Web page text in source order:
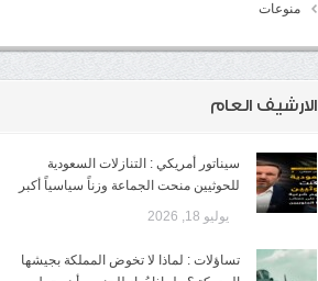
منوعات
الارشيف العام
سيناتور أمريكي : التنازلات السعودية
للحوثيين منحت الجماعة وزناً سياسياً أكبر
يوليو 18, 2026
تساؤلات : لماذا لا تخوض المملكة بجيشها